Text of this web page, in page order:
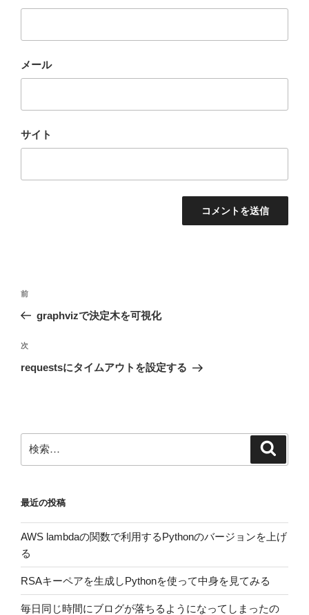
メール
サイト
投
ビ
ゲ
ン
前
の
稿
前
graphvizで決定木を可視化
次
の
次
requestsにタイムアウトを設定する
索:
最近の投稿
AWS lambdaの関数で利用するPythonのバージョンを上げ
る
RSAキーペアを生成しPythonを使って中身を見てみる
毎日同じ時間にブログが落ちるようになってしまったの